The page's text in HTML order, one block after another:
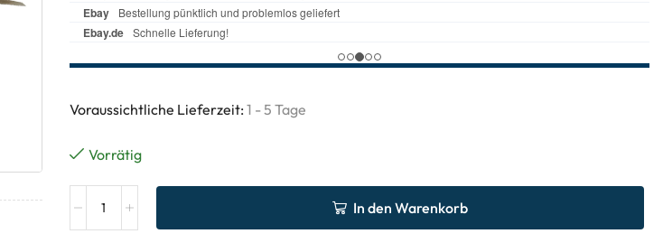
Voraussichtliche Lieferzeit: 1 - 5 Tage
Vorrätig
In den Warenkorb